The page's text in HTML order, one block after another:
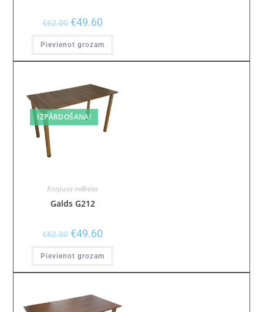
€62.00 €49.60
Pievienot grozam
IZPĀRDOŠANA!
Korpusa mēbeles
Galds G212
€62.00 €49.60
Pievienot grozam